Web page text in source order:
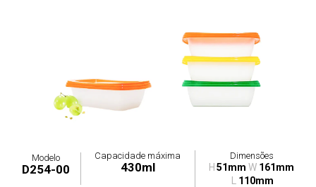
Modelo
D254-00
Capacidade máxima
430ml
Dimensões
H 51mm W 161mm
L 110mm